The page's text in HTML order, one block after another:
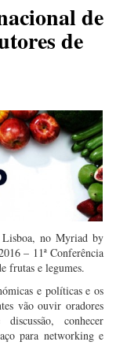
de
de
no Myriad by
– 11ª Conferência
frutas e legumes.
e políticas e os
vão ouvir oradores
conhecer
para networking e